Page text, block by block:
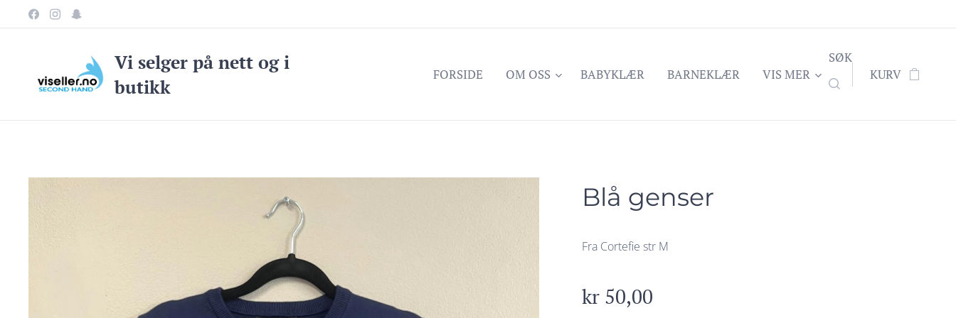
Vi selger på nett og i
butikk
FORSIDE OM OSS BABYKLÆR BARNEKLÆR VIS MER
SØK
KURV
Blå genser
Fra Cortefie str M
kr 50,00